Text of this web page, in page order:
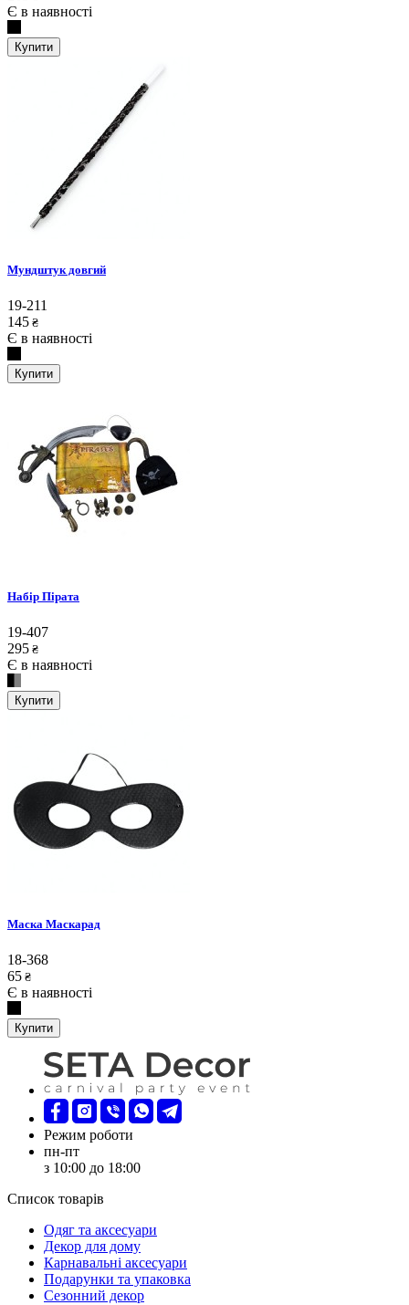
Є в наявності
Купити
Мундштук довгий
19-211
145 ₴
Є в наявності
Купити
Набір Пірата
19-407
295 ₴
Є в наявності
Купити
Маска Маскарад
18-368
65 ₴
Є в наявності
Купити
Режим роботи
пн-пт
з 10:00 до 18:00
Список товарів
Oдяг та аксесуари
Декор для дому
Карнавальні аксесуари
Подарунки та упаковка
Сезонний декор